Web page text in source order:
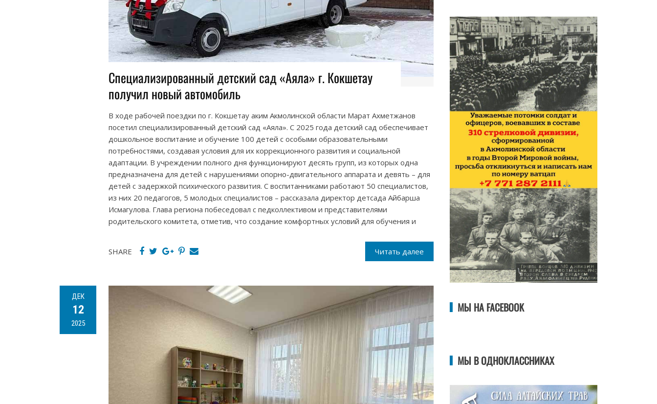
Специализированный детский сад «Аяла» г. Кокшетау
получил новый автомобиль
В ходе рабочей поездки по г. Кокшетау аким Акмолинской области Марат Ахметжанов
посетил специализированный детский сад «Аяла». С 2025 года детский сад обеспечивает
дошкольное воспитание и обучение 100 детей с особыми образовательными
потребностями, создавая условия для их коррекционного развития и социальной
адаптации. В учреждении полного дня функционируют десять групп, из которых одна
предназначена для детей с нарушениями опорно-двигательного аппарата и девять – для
детей с задержкой психического развития. С воспитанниками работают 50 специалистов,
из них 20 педагогов, 5 молодых специалистов – рассказала директор детсада Айбарша
Исмагулова. Глава региона побеседовал с педколлективом и представителями
родительского комитета, отметив, что создание комфортных условий для обучения и
Читать далее
SHARE
ДЕК
12
2025
МЫ НА FACEBOOK
МЫ В ОДНОКЛАССНИКАХ